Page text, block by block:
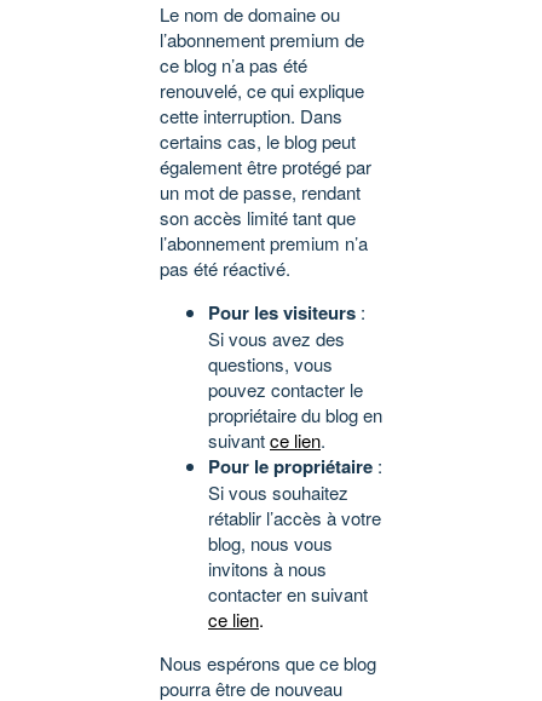
Le nom de domaine ou
l’abonnement premium de
ce blog n’a pas été
renouvelé, ce qui explique
cette interruption. Dans
certains cas, le blog peut
également être protégé par
un mot de passe, rendant
son accès limité tant que
l’abonnement premium n’a
pas été réactivé.
Pour les visiteurs :
Si vous avez des
questions, vous
pouvez contacter le
propriétaire du blog en
suivantce lien.
Pour le propriétaire :
Si vous souhaitez
rétablir l’accès à votre
blog, nous vous
invitons à nous
contacter en suivant
ce lien.
Nous espérons que ce blog
pourra être de nouveau